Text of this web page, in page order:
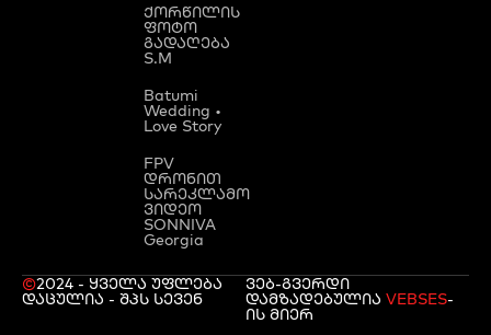
ქორწილის
ფოტო
გადაღება
S.M
Batumi
Wedding •
Love Story
FPV
დრონით
სარეკლამო
ვიდეო
SONNIVA
Georgia
©2024 - ყველა უფლება
დაცულია - შპს სევენ
ვებ-გვერდი
დამზადებულია VEBSES-
ის მიერ